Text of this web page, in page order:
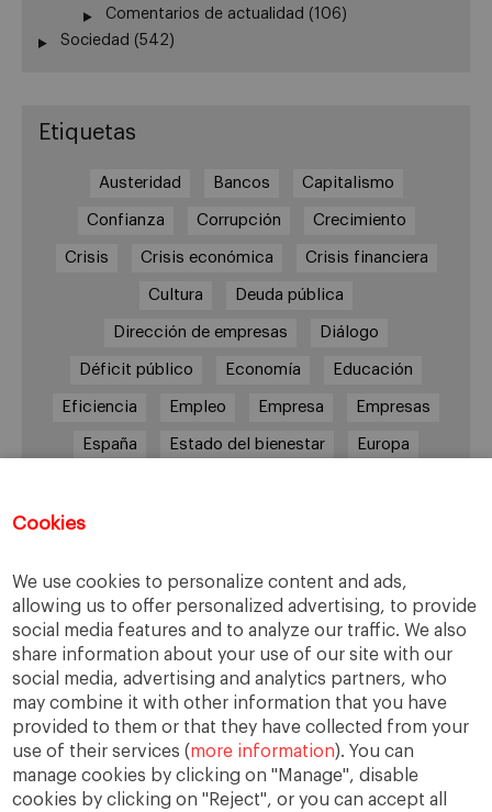
Cookies
We use cookies to personalize content and ads,
allowing us to offer personalized advertising, to provide
social media features and to analyze our traffic. We also
share information about your use of our site with our
social media, advertising and analytics partners, who
may combine it with other information that you have
provided to them or that they have collected from your
use of their services (more information). You can
manage cookies by clicking on "Manage", disable
cookies by clicking on "Reject", or you can accept all
Comentarios de actualidad (106)
Sociedad (542)
Etiquetas
Austeridad Bancos Capitalismo
Confianza Corrupción Crecimiento
Crisis Crisis económica Crisis financiera
Cultura Deuda pública
Dirección de empresas Diálogo
Déficit público Economía Educación
Eficiencia Empleo Empresa Empresas
España Estado del bienestar Europa
Responsabilidad social RSC RSE
Sindicatos Sistema financiero Sociedad
Sostenibilidad Trabajo Valores Virtudes
Ética Ética de la empresa